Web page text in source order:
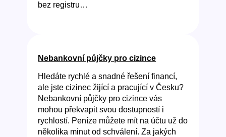
bez registru…
Nebankovní půjčky pro cizince
Hledáte rychlé a snadné řešení financí,
ale jste cizinec žijící a pracující v Česku?
Nebankovní půjčky pro cizince vás
mohou překvapit svou dostupností i
rychlostí. Peníze můžete mít na účtu už do
několika minut od schválení. Za jakých